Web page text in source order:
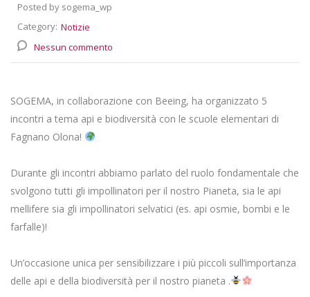
Posted by sogema_wp
Category: Notizie
Nessun commento
SOGEMA, in collaborazione con Beeing, ha organizzato 5
incontri a tema api e biodiversità con le scuole elementari di
Fagnano Olona!
Durante gli incontri abbiamo parlato del ruolo fondamentale che
svolgono tutti gli impollinatori per il nostro Pianeta, sia le api
mellifere sia gli impollinatori selvatici (es. api osmie, bombi e le
farfalle)!
Un’occasione unica per sensibilizzare i più piccoli sull’importanza
delle api e della biodiversità per il nostro pianeta .